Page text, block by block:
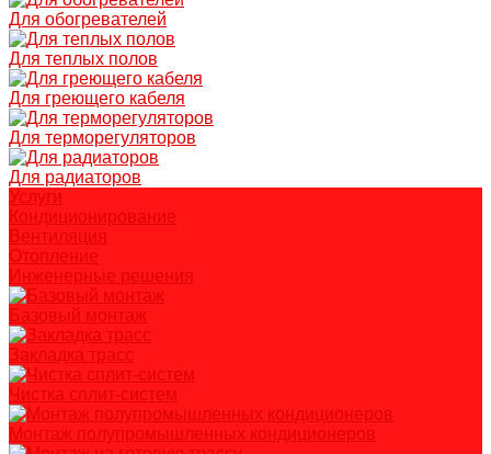
Для обогревателей
Для теплых полов
Для греющего кабеля
Для терморегуляторов
Для радиаторов
Услуги
Кондиционирование
Вентиляция
Отопление
Инженерные решения
Базовый монтаж
Закладка трасс
Чистка сплит-систем
Монтаж полупромышленных кондиционеров